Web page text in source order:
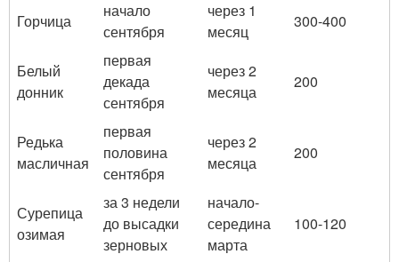
Горчица
начало
сентября
через 1
месяц
300-400
Белый
донник
первая
декада
сентября
через 2
месяца
200
Редька
масличная
первая
половина
сентября
через 2
месяца
200
Сурепица
озимая
за 3 недели
до высадки
зерновых
начало-
середина
марта
100-120